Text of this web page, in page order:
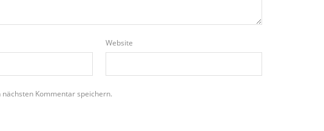
Website
Kommentar speichern.